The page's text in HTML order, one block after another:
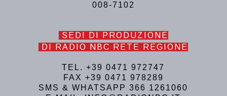
008-7102
SEDI DI PRODUZIONE
DI RADIO NBC RETE REGIONE
TEL. +39 0471 972747
FAX +39 0471 978289
SMS & WHATSAPP 366 1261060